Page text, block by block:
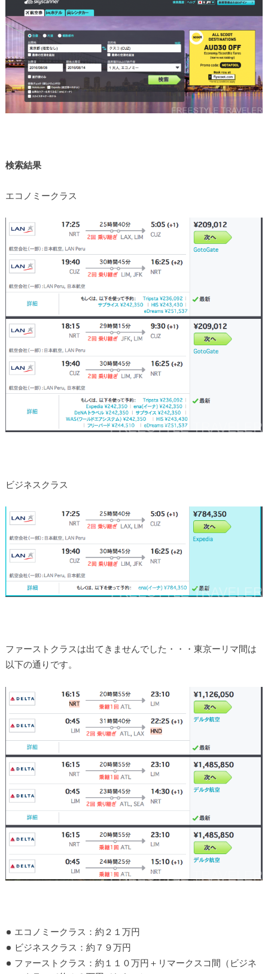
検索結果
エコノミークラス
ビジネスクラス
ファーストクラスは出てきませんでした・・・東京ーリマ間は
以下の通りです。
エコノミークラス：約２１万円
ビジネスクラス：約７９万円
ファーストクラス：約１１０万円＋リマークスコ間（ビジネ